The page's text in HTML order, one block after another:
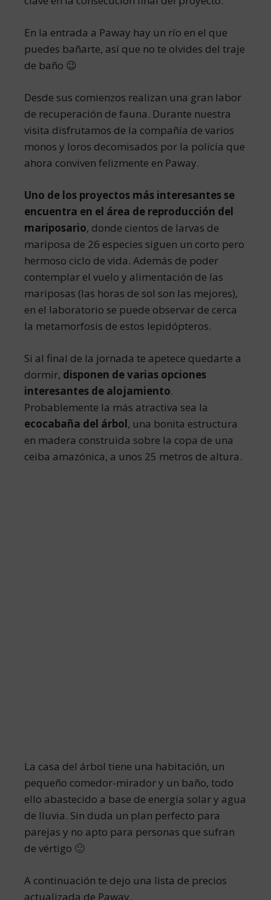
En la entrada a Paway hay un río en el que
puedes bañarte, así que no te olvides del traje
de baño 😉
Desde sus comienzos realizan una gran labor
de recuperación de fauna. Durante nuestra
visita disfrutamos de la compañía de varios
monos y loros decomisados por la policía que
ahora conviven felizmente en Paway.
Uno de los proyectos más interesantes se
encuentra en el área de reproducción del
mariposario, donde cientos de larvas de
mariposa de 26 especies siguen un corto pero
hermoso ciclo de vida. Además de poder
contemplar el vuelo y alimentación de las
mariposas (las horas de sol son las mejores),
en el laboratorio se puede observar de cerca
la metamorfosis de estos lepidópteros.
Si al final de la jornada te apetece quedarte a
dormir, disponen de varias opciones
interesantes de alojamiento.
Probablemente la más atractiva sea la
ecocabaña del árbol, una bonita estructura
en madera construida sobre la copa de una
ceiba amazónica, a unos 25 metros de altura.
La casa del árbol tiene una habitación, un
pequeño comedor-mirador y un baño, todo
ello abastecido a base de energía solar y agua
de lluvia. Sin duda un plan perfecto para
parejas y no apto para personas que sufran
de vértigo 🙂
A continuación te dejo una lista de precios
actualizada de Paway.